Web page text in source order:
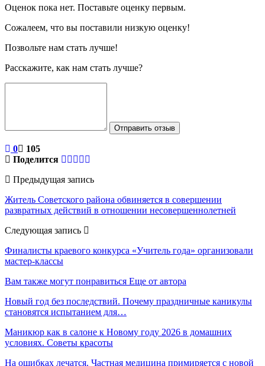
Оценок пока нет. Поставьте оценку первым.
Сожалеем, что вы поставили низкую оценку!
Позвольте нам стать лучше!
Расскажите, как нам стать лучше?
Отправить отзыв
0
105
Поделится
Предыдущая запись
Житель Советского района обвиняется в совершении
развратных действий в отношении несовершеннолетней
Следующая запись
Финалисты краевого конкурса «Учитель года» организовали
мастер-классы
Вам также могут понравиться Еще от автора
Новый год без последствий. Почему праздничные каникулы
становятся испытанием для…
Маникюр как в салоне к Новому году 2026 в домашних
условиях. Советы красоты
На ошибках лечатся. Частная медицина примиряется с новой